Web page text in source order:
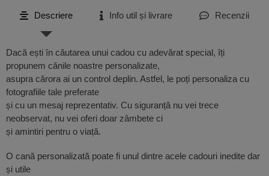
Descriere Info util și livrare Recenzii
Dacă ești în căutarea unui cadou cu adevărat special, îți
propunem cănile noastre personalizate,
asupra cărora ai un control deplin. Astfel, le poți personaliza cu
fotografiile tale preferate
și cu un mesaj reprezentativ. Cu siguranță nu vei trece
neobservat, nu vei oferi doar zâmbete ci
și amintiri pentru o viață.
O cană personalizată poate fi unul dintre acele cadouri inedite dar
și utile